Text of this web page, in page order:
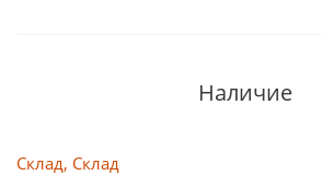
Наличие
Склад, Склад